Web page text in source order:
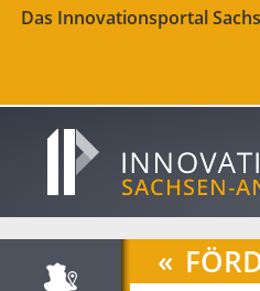
Das Innovationsportal
«